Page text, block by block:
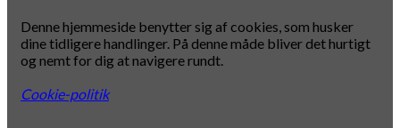
Denne hjemmeside benytter sig af cookies, som husker
dine tidligere handlinger. På denne måde bliver det hurtigt
og nemt for dig at navigere rundt.
Cookie-politik